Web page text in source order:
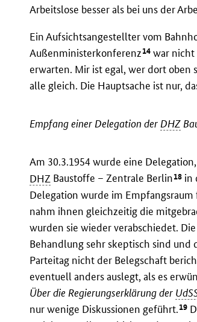
Arbeitslose besser als bei uns der
Ein Aufsichtsangestellter vom
Außenministerkonferenz14 war nicht
erwarten. Mir ist egal, wer dort oben
alle gleich. Die Hauptsache ist nur,
Empfang einer Delegation der DHZ
Am 30.3.1954 wurde eine
DHZ Baustoffe – Zentrale Berlin18 in
Delegation wurde im
nahm ihnen gleichzeitig die
wurden sie wieder verabschiedet.
Behandlung sehr skeptisch sind und
Parteitag nicht der Belegschaft
eventuell anders auslegt, als es
Über die Regierungserklärung der
nur wenige Diskussionen geführt.19